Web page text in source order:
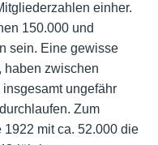
einher.
150.000 und
sein. Eine gewisse
haben zwischen
ungefähr
Zum
mit ca. 52.000 die